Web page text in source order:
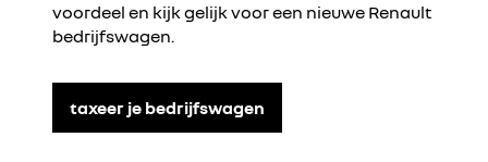
voordeel en kijk gelijk voor een nieuwe Renault
bedrijfswagen.
taxeer je bedrijfswagen